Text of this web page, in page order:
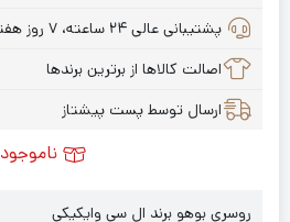
پشتیبانی عالی ۲۴ ساعته، ۷ روز هفته
اصالت کالاها از برترین برندها
ارسال توسط پست پیشتاز
ناموجود
روسری بوهو برند ال سی وایکیکی